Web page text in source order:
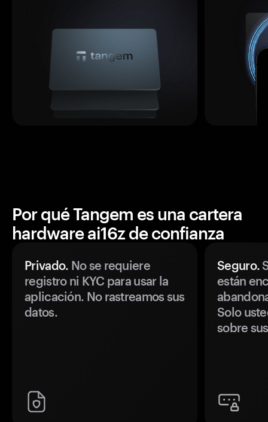
Por qué Tangem es una cartera
hardware ai16z de confianza
Privado. No se requiere
registro ni KYC para usar la
aplicación. No rastreamos sus
datos.
Seguro.
están
Solo
sobre